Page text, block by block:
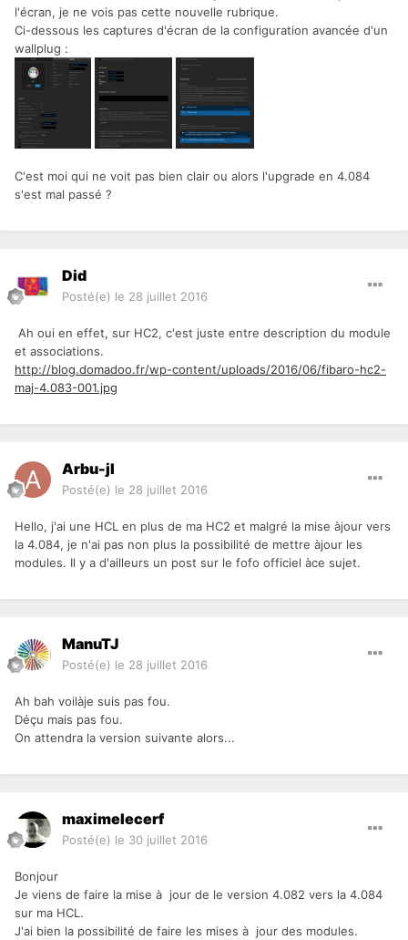
l'écran, je ne vois pas cette nouvelle rubrique.
Ci-dessous les captures d'écran de la configuration avancée d'un
wallplug :
C'est moi qui ne voit pas bien clair ou alors l'upgrade en 4.084
s'est mal passé ?
Did
Posté(e) le 28 juillet 2016
Ah oui en effet, sur HC2, c'est juste entre description du module
et associations.
http://blog.domadoo.fr/wp-content/uploads/2016/06/fibaro-hc2-
maj-4.083-001.jpg
Arbu-jl
Posté(e) le 28 juillet 2016
Hello, j'ai une HCL en plus de ma HC2 et malgré la mise àjour vers
la 4.084, je n'ai pas non plus la possibilité de mettre àjour les
modules. Il y a d'ailleurs un post sur le fofo officiel àce sujet.
ManuTJ
Posté(e) le 28 juillet 2016
Ah bah voilàje suis pas fou.
Déçu mais pas fou.
On attendra la version suivante alors...
maximelecerf
Posté(e) le 30 juillet 2016
Bonjour
Je viens de faire la mise à jour de le version 4.082 vers la 4.084
sur ma HCL.
J'ai bien la possibilité de faire les mises à jour des modules.